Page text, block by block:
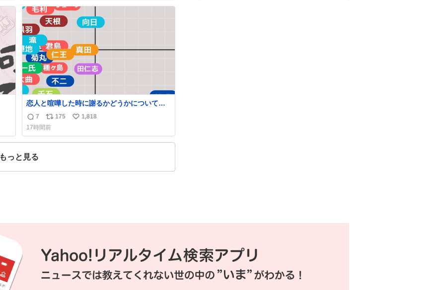
ぎ… 「飛ばしすぎたせいか現在奈良県上空で
の待機を命じられております」 でコンソメス
ープ吹き出しそうになりましたw
数
ス
ト
数
ね
数
恋人と喧嘩した時に謝るかどうかについて考
えてみました💭 ▶︎自分から謝る or 悪くない
なら謝らない ▶︎ねちねちする or さっぱりし
ている 個人的見解です！色々と許してくださ
い！
返
信
数
7
リ
ポ
ス
175
い
ね
1,818
17時間前
もっと見る